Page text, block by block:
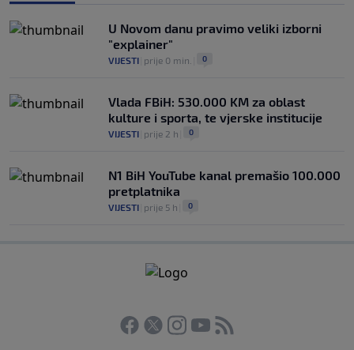
U Novom danu pravimo veliki izborni
"explainer"
VIJESTI prije 0 min. 0
Vlada FBiH: 530.000 KM za oblast
kulture i sporta, te vjerske institucije
VIJESTI prije 2 h 0
N1 BiH YouTube kanal premašio 100.000
pretplatnika
VIJESTI prije 5 h 0